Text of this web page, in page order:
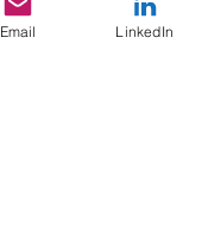
Email LinkedIn